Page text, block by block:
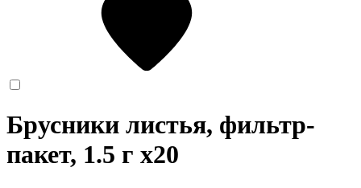
Брусники листья, фильтр-
пакет, 1.5 г x20